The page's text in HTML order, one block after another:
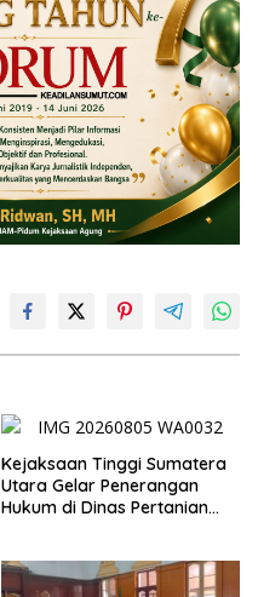
Kejaksaan Tinggi Sumatera
Utara Gelar Penerangan
Hukum di Dinas Pertanian